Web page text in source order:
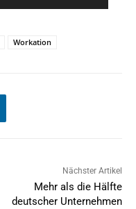
Workation
Nächster Artikel
Mehr als die Hälfte
deutscher Unternehmen